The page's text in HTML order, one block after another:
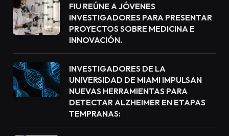
FIU REÚNE A JÓVENES
INVESTIGADORES PARA PRESENTAR
PROYECTOS SOBRE MEDICINA E
INNOVACIÓN.
INVESTIGADORES DE LA
UNIVERSIDAD DE MIAMI IMPULSAN
NUEVAS HERRAMIENTAS PARA
DETECTAR ALZHEIMER EN ETAPAS
TEMPRANAS: